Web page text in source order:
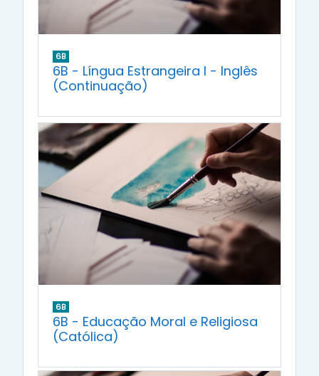
6B
6B - Língua Estrangeira I - Inglês
(Continuação)
6B
6B - Educação Moral e Religiosa
(Católica)